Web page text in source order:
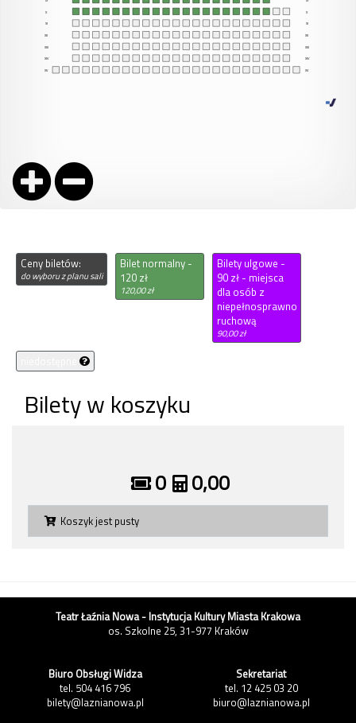
Ceny biletów:
do wyboru z planu sali
Bilet normalny -
120 zł
120,00 zł
Bilety ulgowe -
90 zł - miejsca
dla osób z
niepełnosprawnością
ruchową
90,00 zł
Bilety w koszyku
0 0,00
Koszyk jest pusty
Teatr Łaźnia Nowa - Instytucja Kultury Miasta Krakowa
os. Szkolne 25, 31-977 Kraków
Biuro Obsługi Widza
tel. 504 416 796
bilety@laznianowa.pl
Sekretariat
tel. 12 425 03 20
biuro@laznianowa.pl